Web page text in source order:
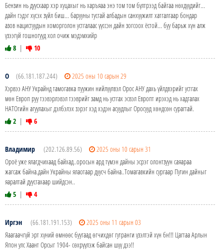
Бензин нь дуусхаар хэр хуцахыг нь харъяаа энэ том том бүлтрээд байгаа нөхдүүдийг...
дайн гэдэг хүсэх зүйл биш... барууны тусгай албадын санхүүжилт хатгалгаар бондар
азов нацистуудын хоморголон устгалаас үүссэн дайн зогсоох ёстой... буу барьж хүн алж
үзээгүй гошногууд хол очиж мэдэмхийр
8 | 10
О (66.181.187.244)
2025 оны 10 сарын 29
Хэрвээ АНУ Украйнд тамогавка пуужин нийлүүлвэл Орос АНУ дахь үйлдвэрийг устгах
мөн Европ руу тээвэрлэвэл тээврийг замд нь устгах эсвэл Европт ирэхэд нь хадгалах
НАТОгийн агуулахыг дэлбэлэх зэрэг хэд хэдэн асуудлыг Оросууд хөндсөн сурагтай.
2 | 6
Владимир (202.126.89.56)
2025 оны 10 сарын 31
Ороё ужe ялагдчихаад байхад..оросын ард түмэн дайны эсрэг олонтзуун саяараа
жагсаж байна.дайн Украйны ялаотаар дуусч байна..Томагавкийн сургаар Путин дайныг
яаралтай дуусгахаар шийдсэн..
5 | 4
Иргэн (66.181.191.153)
2025 оны 11 сарын 03
Яаагаачгүй эрт хүний өмнөөс буугаад өгчихдөг гутранги үзэлтэй хүн бн!!! Цагтаа Арлын
Япон улс Хаант Орсыг 1904- сөхрүүлэж байсан шүү дээ!!